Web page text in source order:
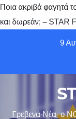
Ποια ακριβά φαγητά
και δωρεάν; – STAR
9
Γρεβενά-Νέα- ο